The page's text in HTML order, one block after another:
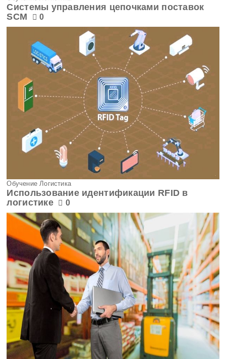
Системы управления цепочками поставок
SCM
0
Обучение Логистика
Использование идентификации RFID в
логистике
0